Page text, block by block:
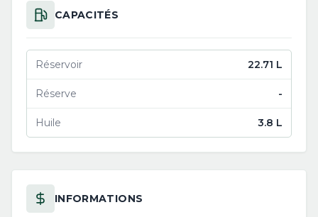
CAPACITÉS
Réservoir 22.71 L
Réserve -
Huile 3.8 L
INFORMATIONS